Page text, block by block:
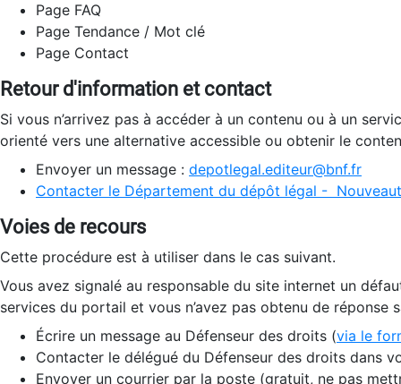
Page FAQ
Page Tendance / Mot clé
Page Contact
Retour d'information et contact
Si vous n’arrivez pas à accéder à un contenu ou à un
orienté vers une alternative accessible ou obtenir le
Envoyer un message : depotlegal.editeur@bnf.fr
Contacter le Département du dépôt légal -
Voies de recours
Cette procédure est à utiliser dans le cas suivant.
Vous avez signalé au responsable du site internet un
services du portail et vous n’avez pas obtenu de réponse
Écrire un message au Défenseur des droits (via le
Contacter le délégué du Défenseur des droits dans
Envoyer un courrier par la poste (gratuit, ne pas